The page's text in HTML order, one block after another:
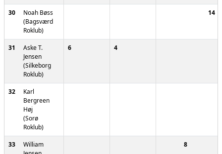
30
Noah Bøss
(Bagsværd
Roklub)
14
31
Aske T.
Jensen
(Silkeborg
Roklub)
6 4
32
Karl
Bergreen
Høj
(Sorø
Roklub)
33
William
8